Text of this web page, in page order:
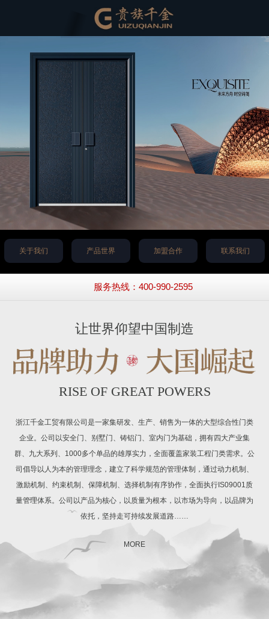
关于我们 产品世界 加盟合作 联系我们
服务热线：400-990-2595
让世界仰望中国制造
RISE OF GREAT POWERS
浙江千金工贸有限公司是一家集研发、生产、销售为一体的大型综合性门类
企业。公司以安全门、别墅门、铸铝门、室内门为基础，拥有四大产业集
群、九大系列、1000多个单品的雄厚实力，全面覆盖家装工程门类需求。公
司倡导以人为本的管理理念，建立了科学规范的管理体制，通过动力机制、
激励机制、约束机制、保障机制、选择机制有序协作，全面执行IS09001质
量管理体系。公司以产品为核心，以质量为根本，以市场为导向，以品牌为
依托，坚持走可持续发展道路……
MORE